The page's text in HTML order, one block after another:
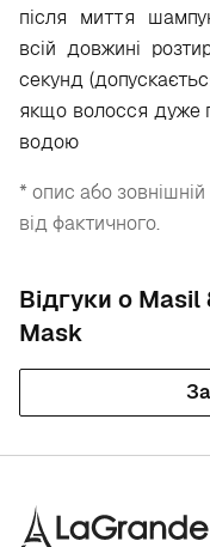
після миття
всій довжині
секунд
якщо волосся дуже
водою
* опис або
від фактичного.
Відгуки о
Mask